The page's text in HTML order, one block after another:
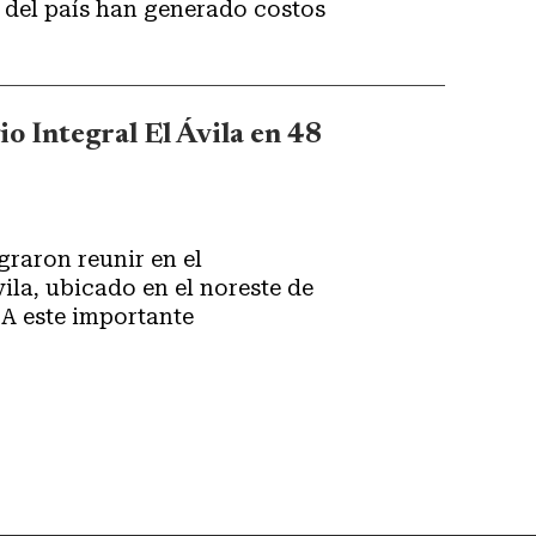
país han generado costos
Integral El Ávila en 48
reunir en el
ubicado en el noreste de
este importante